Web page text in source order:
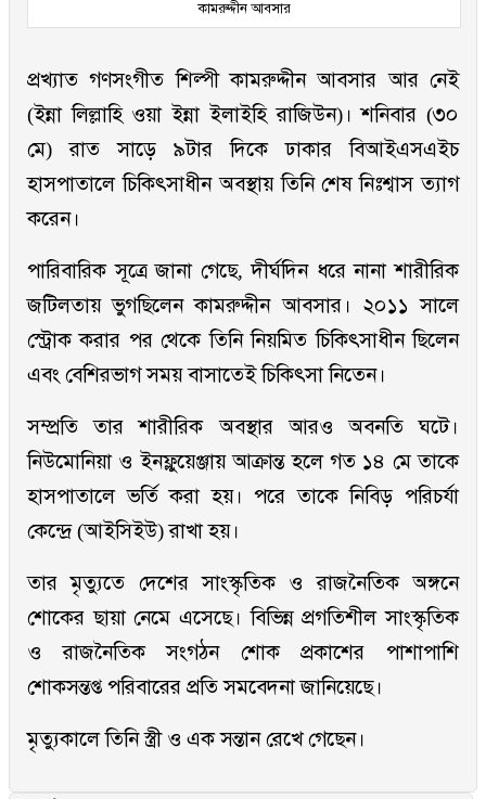
কামরুদ্দীন আবসার
প্রখ্যাত গণসংগীত শিল্পী কামরুদ্দীন আবসার আর নেই
(ইন্না লিল্লাহি ওয়া ইন্না ইলাইহি রাজিউন)। শনিবার (৩০
মে) রাত সাড়ে ৯টার দিকে ঢাকার বিআইএসএইচ
হাসপাতালে চিকিৎসাধীন অবস্থায় তিনি শেষ নিঃশ্বাস ত্যাগ
করেন।
পারিবারিক সূত্রে জানা গেছে, দীর্ঘদিন ধরে নানা শারীরিক
জটিলতায় ভুগছিলেন কামরুদ্দীন আবসার। ২০১১ সালে
স্ট্রোক করার পর থেকে তিনি নিয়মিত চিকিৎসাধীন ছিলেন
এবং বেশিরভাগ সময় বাসাতেই চিকিৎসা নিতেন।
সম্প্রতি তার শারীরিক অবস্থার আরও অবনতি ঘটে।
নিউমোনিয়া ও ইনফ্লুয়েঞ্জায় আক্রান্ত হলে গত ১৪ মে তাকে
হাসপাতালে ভর্তি করা হয়। পরে তাকে নিবিড় পরিচর্যা
কেন্দ্রে (আইসিইউ) রাখা হয়।
তার মৃত্যুতে দেশের সাংস্কৃতিক ও রাজনৈতিক অঙ্গনে
শোকের ছায়া নেমে এসেছে। বিভিন্ন প্রগতিশীল সাংস্কৃতিক
ও রাজনৈতিক সংগঠন শোক প্রকাশের পাশাপাশি
শোকসন্তপ্ত পরিবারের প্রতি সমবেদনা জানিয়েছে।
মৃত্যুকালে তিনি স্ত্রী ও এক সন্তান রেখে গেছেন।